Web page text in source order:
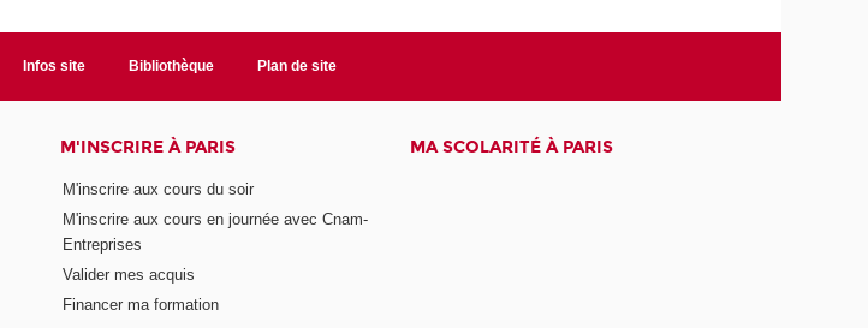
Infos site Bibliothèque Plan de site
M'INSCRIRE À PARIS
M'inscrire aux cours du soir
M'inscrire aux cours en journée avec Cnam-
Entreprises
Valider mes acquis
Financer ma formation
MA SCOLARITÉ À PARIS